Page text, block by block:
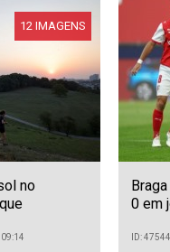
12 IMAGENS
no
0 em
ID: